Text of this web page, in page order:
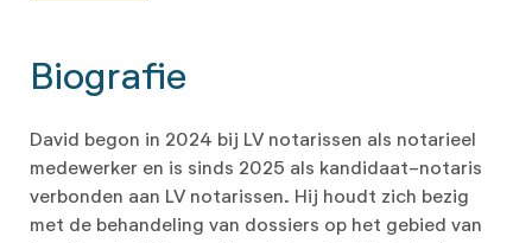
Biografie
David begon in 2024 bij LV notarissen als notarieel
medewerker en is sinds 2025 als kandidaat-notaris
verbonden aan LV notarissen. Hij houdt zich bezig
met de behandeling van dossiers op het gebied van